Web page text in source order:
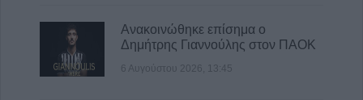
Ανακοινώθηκε επίσημα ο
Δημήτρης Γιαννούλης στον ΠΑΟΚ
6 Αυγούστου 2026, 13:45